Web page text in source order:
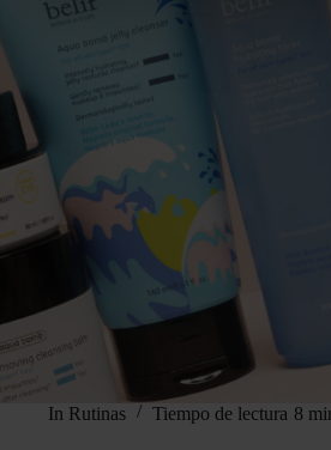
In Rutinas Tiempo de lectura 8